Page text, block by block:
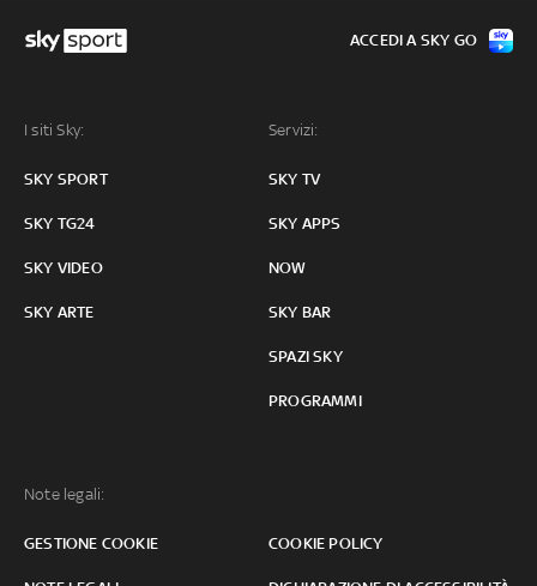
I siti Sky:
SKY SPORT
SKY TG24
SKY VIDEO
SKY ARTE
Servizi:
SKY TV
SKY APPS
NOW
SKY BAR
SPAZI SKY
PROGRAMMI
Note legali:
GESTIONE COOKIE COOKIE POLICY
ACCEDI A SKY GO